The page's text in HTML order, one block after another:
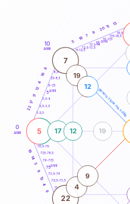
generazione maschile
0
anni
10
anni
1-2,5
2,5-3,5
3,5-4
6-7,5
7,5-8,5
8,5-9
11-12,5
12,5-13,5
13,5-14
16-17,5
17,5-18,5
18,5-19
71-72,5
72,5-73,5
73,5-74
76-77,5
77,5-78,5
78,5-79
22
17
11
12
4
19
8
5
16 7
9
20 11
13
8
4
13
9
5
14
19
5
7
22
17 12 19
19
12
4
9
5anni
15 anni
75anni